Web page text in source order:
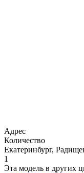
Адрес
Количество
Екатеринбург,
1
Эта модель в других